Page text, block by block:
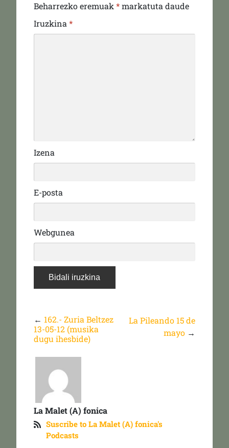
Beharrezko eremuak *markatuta daude
Iruzkina *
Izena
E-posta
Webgunea
← 162.- Zuria Beltzez
13-05-12 (musika
dugu ihesbide)
La Pileando 15 de
mayo →
La Malet (A) fonica
Suscribe to La Malet (A) fonica's
Podcasts